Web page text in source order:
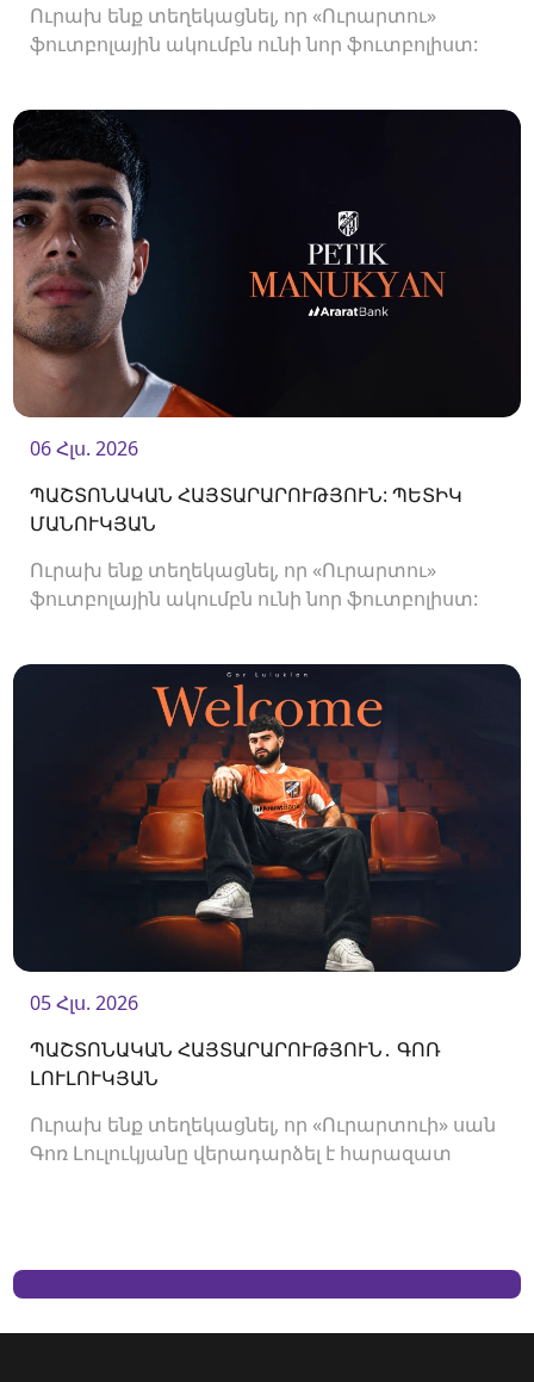
Ուրախ ենք տեղեկացնել, որ «Ուրարտու»
ֆուտբոլային ակումբն ունի նոր ֆուտբոլիստ:
06 Հլս. 2026
ՊԱՇՏՈՆԱԿԱՆ ՀԱՅՏԱՐԱՐՈՒԹՅՈՒՆ: ՊԵՏԻԿ
ՄԱՆՈՒԿՅԱՆ
Ուրախ ենք տեղեկացնել, որ «Ուրարտու»
ֆուտբոլային ակումբն ունի նոր ֆուտբոլիստ:
05 Հլս. 2026
ՊԱՇՏՈՆԱԿԱՆ ՀԱՅՏԱՐԱՐՈՒԹՅՈՒՆ․ ԳՈՌ
ԼՈՒԼՈՒԿՅԱՆ
Ուրախ ենք տեղեկացնել, որ «Ուրարտուի» սան
Գոռ Լուլուկյանը վերադարձել է հարազատ